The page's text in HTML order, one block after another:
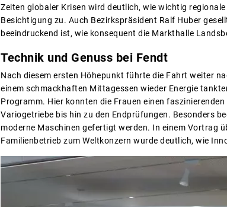
Zeiten globaler Krisen wird deutlich, wie wichtig
Besichtigung zu. Auch Bezirkspräsident Ralf Huber
beeindruckend ist, wie konsequent die Markthalle
Technik und Genuss bei Fendt
Nach diesem ersten Höhepunkt führte die Fahrt weiter
einem schmackhaften Mittagessen wieder Energie
Programm. Hier konnten die Frauen einen
Variogetriebe bis hin zu den Endprüfungen. Besonders
moderne Maschinen gefertigt werden. In einem Vortrag
Familienbetrieb zum Weltkonzern wurde deutlich, wie